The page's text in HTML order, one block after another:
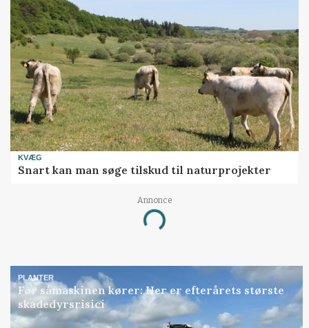
KVÆG
Snart kan man søge tilskud til naturprojekter
Annonce
Loading...
PLANTER
Før såmaskinen kører: Her er efterårets største
skadedyrsrisici